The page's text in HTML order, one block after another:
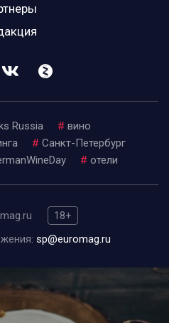
Russia # вино
# Санкт-Петербург
# отели
18+
sp@euromag.ru